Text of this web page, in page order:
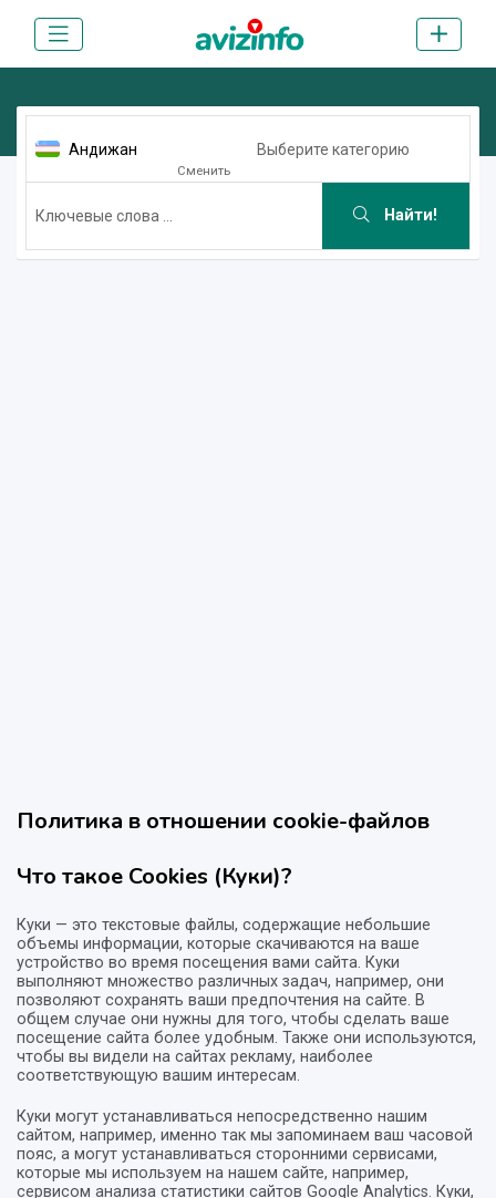
Андижан
Сменить
Выберите категорию
Найти!
Политика в отношении cookie-файлов
Что такое Cookies (Куки)?
Куки — это текстовые файлы, содержащие небольшие
объемы информации, которые скачиваются на ваше
устройство во время посещения вами сайта. Куки
выполняют множество различных задач, например, они
позволяют сохранять ваши предпочтения на сайте. В
общем случае они нужны для того, чтобы сделать ваше
посещение сайта более удобным. Также они используются,
чтобы вы видели на сайтах рекламу, наиболее
соответствующую вашим интересам.
Куки могут устанавливаться непосредственно нашим
сайтом, например, именно так мы запоминаем ваш часовой
пояс, а могут устанавливаться сторонними сервисами,
которые мы используем на нашем сайте, например,
сервисом анализа статистики сайтов Google Analytics. Куки,